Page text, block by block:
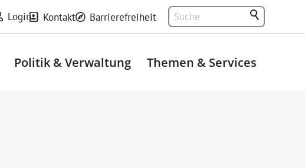
Barrierefreiheit
Kontakt
Login
Politik & Verwaltung Themen & Services